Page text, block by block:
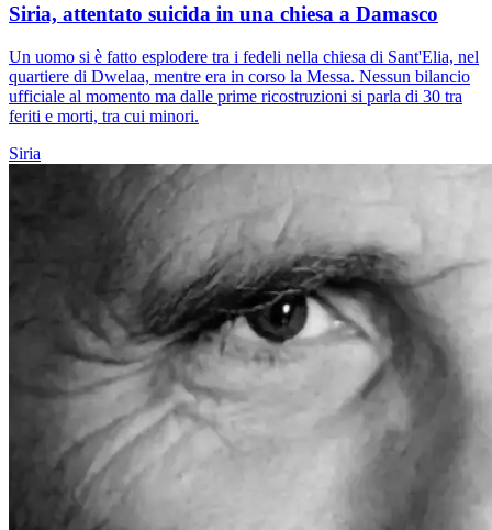
Siria, attentato suicida in una chiesa a Damasco
Un uomo si è fatto esplodere tra i fedeli nella chiesa di Sant'Elia, nel
quartiere di Dwelaa, mentre era in corso la Messa. Nessun bilancio
ufficiale al momento ma dalle prime ricostruzioni si parla di 30 tra
feriti e morti, tra cui minori.
Siria